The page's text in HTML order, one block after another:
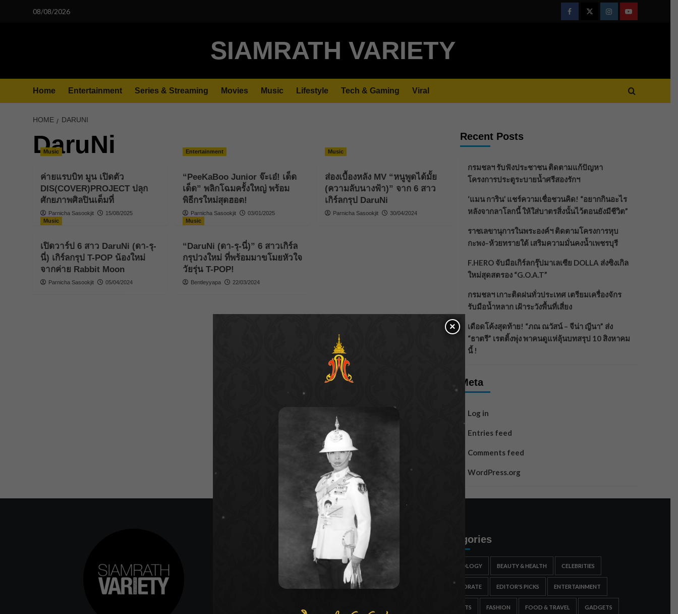
08/08/2026
FacebookTwitterInstagramYoutube
SIAMRATH VARIETY
Home Entertainment Series & Streaming Movies Music Lifestyle Tech & Gaming Viral
HOME DARUNI
DaruNi
Music
ค่ายแรบบิท มูน เปิดตัว
DIS(COVER)PROJECT ปลุก
ศักยภาพศิลปินเต็มที่
Parnicha Sasookjit 15/08/2025
Entertainment
“PeeKaBoo Junior จ๊ะเอ๋! เด็ด
เด็ด” พลิกโฉมครั้งใหญ่ พร้อม
พิธีกรใหม่สุดฮอต!
Parnicha Sasookjit 03/01/2025
Music
ส่องเบื้องหลัง MV “หนูพูดได้มั้ย
(ความลับนางฟ้า)” จาก 6 สาว
เกิร์ลกรุป DaruNi
Parnicha Sasookjit
30/04/2024
Music
เปิดวาร์ป 6 สาว DaruNi (ดา-รุ-
นี่) เกิร์ลกรุป T-POP น้องใหม่
จากค่าย Rabbit Moon
Parnicha Sasookjit 05/04/2024
Music
“DaruNi (ดา-รุ-นี่)” 6 สาวเกิร์ล
กรุปวงใหม่ ที่พร้อมมาขโมยหัวใจ
วัยรุ่น T-POP!
Bentleyyapa 22/03/2024
Recent Posts
กรมชลฯ รับฟังประชาชน ติดตามแก้ปัญหา
โครงการประตูระบายน้ำศรีสองรักฯ
‘แมน การิน’ แชร์ความเชื่อชวนคิด! “อยากกินอะไร
หลังจากลาโลกนี้ ให้ใส่บาตรสิ่งนั้นไว้ตอนยังมีชีวิต”
ราชเลขานุการในพระองค์ฯ ติดตามโครงการหุบ
กะพง–ห้วยทรายใต้ เสริมความมั่นคงน้ำเพชรบุรี
F.HERO จับมือเกิร์ลกรุ๊ปมาเลเซีย DOLLA ส่งซิงเกิล
ใหม่สุดสตรอง “G.O.A.T”
กรมชลฯ เกาะติดฝนทั่วประเทศ เตรียมเครื่องจักร
รับมือน้ำหลาก เฝ้าระวังพื้นที่เสี่ยง
เดือดโค้งสุดท้าย! “ภณ ณวัสน์ – จีน่า ญีนา” ส่ง
“ธาตรี” เรตติ้งพุ่ง พาคนดูแห่ลุ้นบทสรุป 10 สิงหาคม
นี้ !
Meta
Log in
Entries feed
Comments feed
WordPress.org
กรมชลฯ รับฟังประชาชน ติดตามแก้ปัญหาโครงการประตู
ลาโลกนี้ ให้ใส่บาตรสิ่งนั้นไว้ตอนยังมีชีวิต”
Categories
ASTROLOGY BEAUTY & HEALTH CELEBRITIES
CORPORATE EDITOR'S PICKS ENTERTAINMENT
ESPORTS FASHION FOOD & TRAVEL GADGETS
×